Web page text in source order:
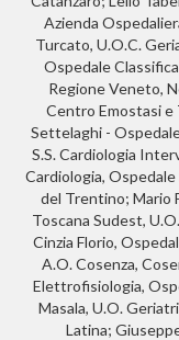
Azienda
Turcato, U.O.C.
Ospedale
Regione Veneto,
Centro Emostasi e
Settelaghi -
S.S. Cardiologia
Cardiologia, Ospedale
del Trentino; Mario
Toscana Sudest,
Cinzia Florio,
A.O. Cosenza,
Elettrofisiologia,
Masala, U.O.
Latina;